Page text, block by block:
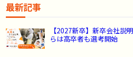
最新記事
【2027新卒】新卒会社説
らは高卒者も選考開始